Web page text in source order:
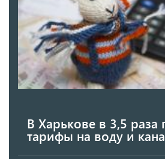
В Харькове в 3,5 раза
тарифы на воду и